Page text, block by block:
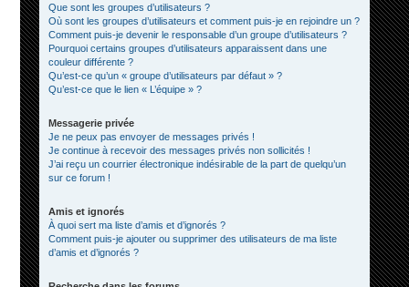
Que sont les groupes d’utilisateurs ?
Où sont les groupes d’utilisateurs et comment puis-je en rejoindre un ?
Comment puis-je devenir le responsable d’un groupe d’utilisateurs ?
Pourquoi certains groupes d’utilisateurs apparaissent dans une
couleur différente ?
Qu’est-ce qu’un « groupe d’utilisateurs par défaut » ?
Qu’est-ce que le lien « L’équipe » ?
Messagerie privée
Je ne peux pas envoyer de messages privés !
Je continue à recevoir des messages privés non sollicités !
J’ai reçu un courrier électronique indésirable de la part de quelqu’un
sur ce forum !
Amis et ignorés
À quoi sert ma liste d’amis et d’ignorés ?
Comment puis-je ajouter ou supprimer des utilisateurs de ma liste
d’amis et d’ignorés ?